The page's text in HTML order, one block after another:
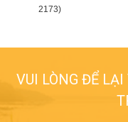
2173)
VUI LÒNG ĐỂĐộc
Xây